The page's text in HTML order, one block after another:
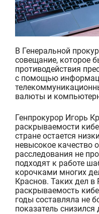
В Генеральной
совещание, которое
противодействия
с помощью
валюты и
Генпрокурор Игорь
раскрываемости
стране остается
невысокоекачество
расследования не
подходят к работе
корочками многих
Краснов. Таких дел в
раскрываемость
годы составляла не
показатель снизился